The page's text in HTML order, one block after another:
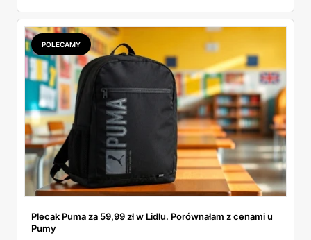
pojawi się w gazetkach w przyszłym tygodniu i czy jest
sens kupować jesień, zanim skończą się wakacje.
POLECAMY
Plecak Puma za 59,99 zł w Lidlu. Porównałam z cenami u
Pumy